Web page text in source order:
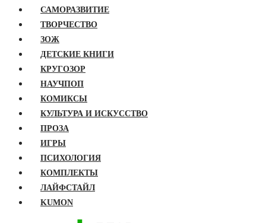
САМОРАЗВИТИЕ
ТВОРЧЕСТВО
ЗОЖ
ДЕТСКИЕ КНИГИ
КРУГОЗОР
НАУЧПОП
КОМИКСЫ
КУЛЬТУРА И ИСКУССТВО
ПРОЗА
ИГРЫ
ПСИХОЛОГИЯ
КОМПЛЕКТЫ
ЛАЙФСТАЙЛ
KUMON